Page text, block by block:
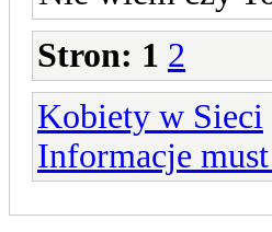
Stron: 1 2
Kobiety w Sieci
Informacje